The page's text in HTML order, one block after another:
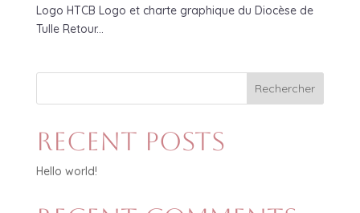
Logo HTCB Logo et charte graphique du Diocèse de
Tulle Retour...
Rechercher
Recent Posts
Hello world!